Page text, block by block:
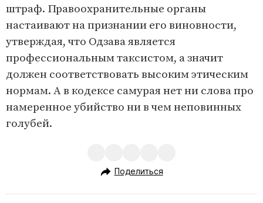
штраф. Правоохранительные органы
настаивают на признании его виновности,
утверждая, что Одзава является
профессиональным таксистом, а значит
должен соответствовать высоким этическим
нормам. А в кодексе самурая нет ни слова про
намеренное убийство ни в чем неповинных
голубей.
Поделиться